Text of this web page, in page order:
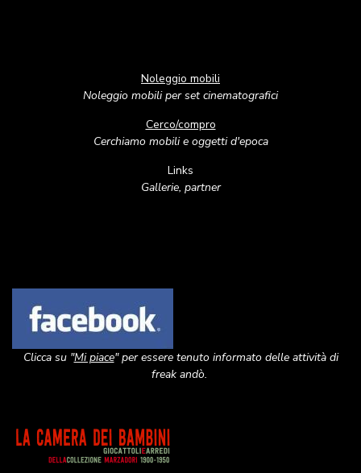
Noleggio mobili
Noleggio mobili per set cinematografici
Cerco/compro
Cerchiamo mobili e oggetti d'epoca
Links
Gallerie, partner
Clicca su "Mi piace" per essere tenuto informato delle attività di
freak andò.
Image